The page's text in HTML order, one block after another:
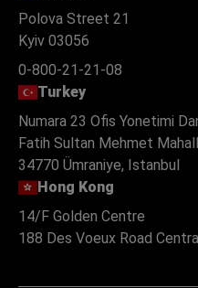
Polova Street 21
Kyiv 03056
0-800-21-21-08
Turkey
Numara 23 Ofis Yonetimi
Fatih Sultan Mehmet
34770 Ümraniye, Istanbul
Hong Kong
14/F Golden Centre
188 Des Voeux Road